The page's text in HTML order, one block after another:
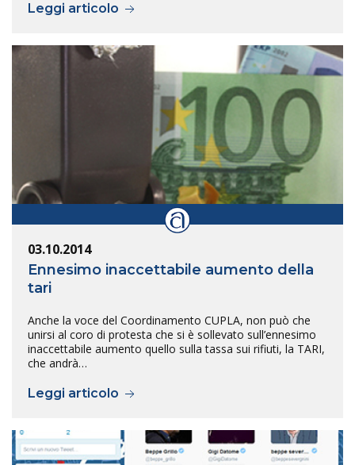
Leggi articolo
03.10.2014
Ennesimo inaccettabile aumento della
tari
Anche la voce del Coordinamento CUPLA, non può che
unirsi al coro di protesta che si è sollevato sull’ennesimo
inaccettabile aumento quello sulla tassa sui rifiuti, la TARI,
che andrà…
Leggi articolo